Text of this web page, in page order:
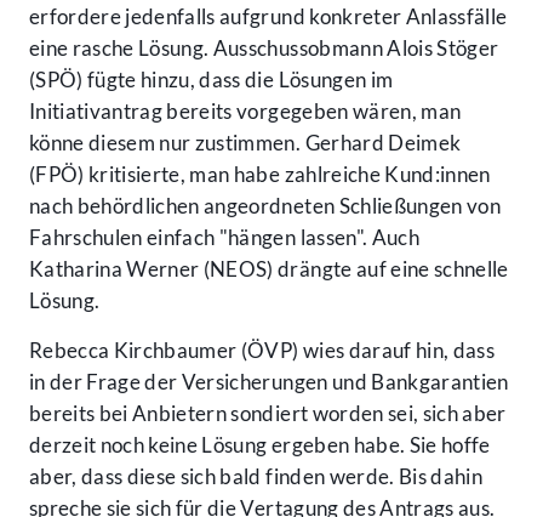
erfordere jedenfalls aufgrund konkreter Anlassfälle
eine rasche Lösung. Ausschussobmann Alois Stöger
(SPÖ) fügte hinzu, dass die Lösungen im
Initiativantrag bereits vorgegeben wären, man
könne diesem nur zustimmen. Gerhard Deimek
(FPÖ) kritisierte, man habe zahlreiche Kund:innen
nach behördlichen angeordneten Schließungen von
Fahrschulen einfach "hängen lassen". Auch
Katharina Werner (NEOS) drängte auf eine schnelle
Lösung.
Rebecca Kirchbaumer (ÖVP) wies darauf hin, dass
in der Frage der Versicherungen und Bankgarantien
bereits bei Anbietern sondiert worden sei, sich aber
derzeit noch keine Lösung ergeben habe. Sie hoffe
aber, dass diese sich bald finden werde. Bis dahin
spreche sie sich für die Vertagung des Antrags aus.